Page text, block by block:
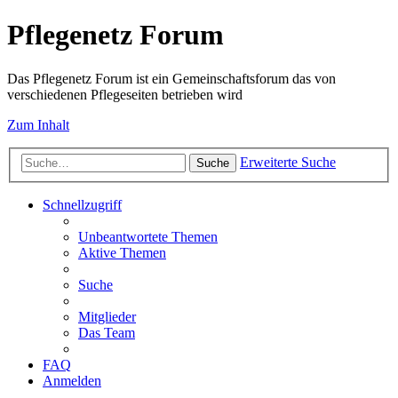
Pflegenetz Forum
Das Pflegenetz Forum ist ein Gemeinschaftsforum das von
verschiedenen Pflegeseiten betrieben wird
Zum Inhalt
Suche Erweiterte Suche
Schnellzugriff
Unbeantwortete Themen
Aktive Themen
Suche
Mitglieder
Das Team
FAQ
Anmelden